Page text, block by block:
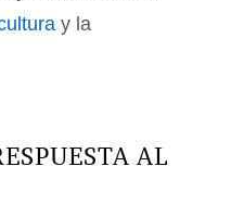
y la
AL